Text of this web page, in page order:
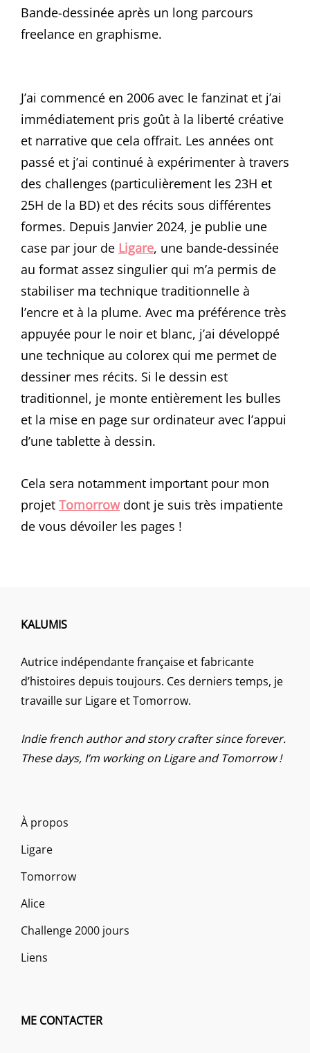
Bande-dessinée après un long parcours
freelance en graphisme.
J’ai commencé en 2006 avec le fanzinat et j’ai
immédiatement pris goût à la liberté créative
et narrative que cela offrait. Les années ont
passé et j’ai continué à expérimenter à travers
des challenges (particulièrement les 23H et
25H de la BD) et des récits sous différentes
formes. Depuis Janvier 2024, je publie une
case par jour de Ligare, une bande-dessinée
au format assez singulier qui m’a permis de
stabiliser ma technique traditionnelle à
l’encre et à la plume. Avec ma préférence très
appuyée pour le noir et blanc, j’ai développé
une technique au colorex qui me permet de
dessiner mes récits. Si le dessin est
traditionnel, je monte entièrement les bulles
et la mise en page sur ordinateur avec l’appui
d’une tablette à dessin.
Cela sera notamment important pour mon
projet Tomorrowdont je suis très impatiente
de vous dévoiler les pages !
KALUMIS
Autrice indépendante française et fabricante
d’histoires depuis toujours. Ces derniers temps, je
travaille sur Ligare et Tomorrow.
Indie french author and story crafter since forever.
These days, I’m working on Ligare and Tomorrow !
À propos
Ligare
Tomorrow
Alice
Challenge 2000 jours
Liens
ME CONTACTER